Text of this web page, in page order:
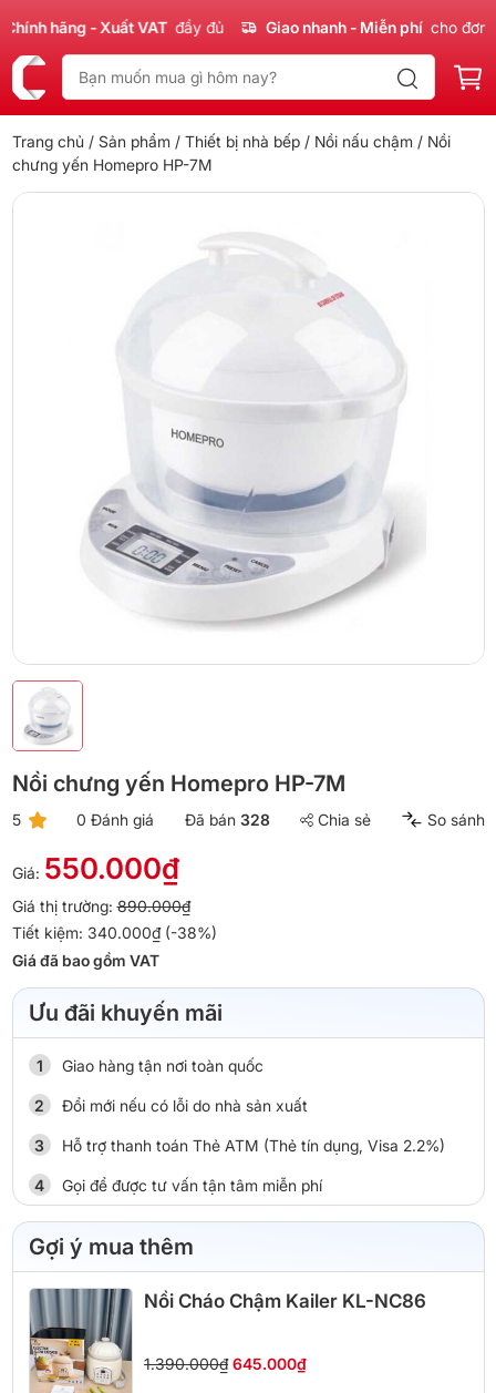
hãng - Xuất VAT đầy đủ Giao nhanh - Miễn phí cho đơn
Trang chủ / Sản phẩm / Thiết bị nhà bếp/ Nồi nấu chậm / Nồi
chưng yến Homepro HP-7M
Nồi chưng yến Homepro HP-7M
5 0 Đánh giá Đã bán 328 Chia sẻ So sánh
Giá: 550.000₫
Giá thị trường:890.000₫
Tiết kiệm: 340.000₫ (-38%)
Giá đã bao gồm VAT
Ưu đãi khuyến mãi
Giao hàng tận nơi toàn quốc
Đổi mới nếu có lỗi do nhà sản xuất
Hỗ trợ thanh toán Thẻ ATM (Thẻ tín dụng, Visa 2.2%)
Gọi để được tư vấn tận tâm miễn phí
Gợi ý mua thêm
Nồi Cháo Chậm Kailer KL-NC86
1.390.000₫ 645.000₫